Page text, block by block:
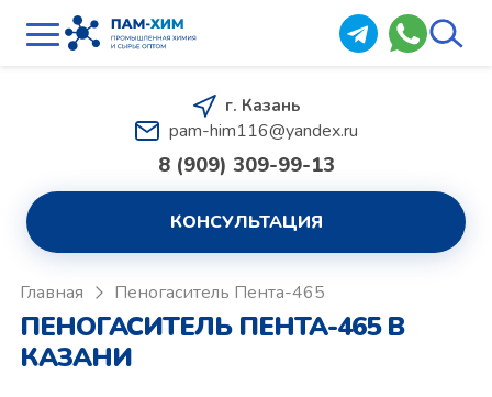
г. Казань
pam-him116@yandex.ru
8 (909) 309-99-13
КОНСУЛЬТАЦИЯ
Главная Пеногаситель Пента-465
ПЕНОГАСИТЕЛЬ ПЕНТА-465 В
КАЗАНИ